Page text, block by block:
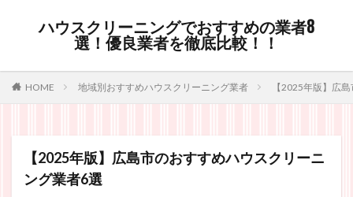
ハウスクリーニングでおすすめの業者8
選！優良業者を徹底比較！！
HOME 地域別おすすめハウスクリーニング業者 【2025年版】広
【2025年版】広島市のおすすめハウスクリーニ
ング業者6選